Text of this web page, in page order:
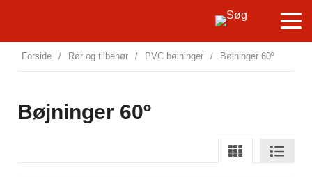
Forside / Rør og tilbehør / PVC bøjninger / Bøjninger 60º
Bøjninger 60º